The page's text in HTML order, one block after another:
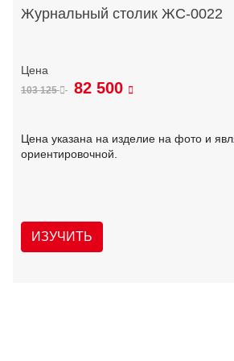
Журнальный столик ЖС-0022
103 125 82 500
Цена указана на изделие на фото и
ориентировочной.
ИЗУЧИТЬ